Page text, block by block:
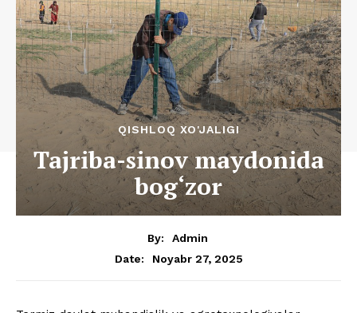
QISHLOQ XO'JALIGI
Tajriba-sinov maydonida
bog‘zor
By:
Admin
Date:
Noyabr 27, 2025